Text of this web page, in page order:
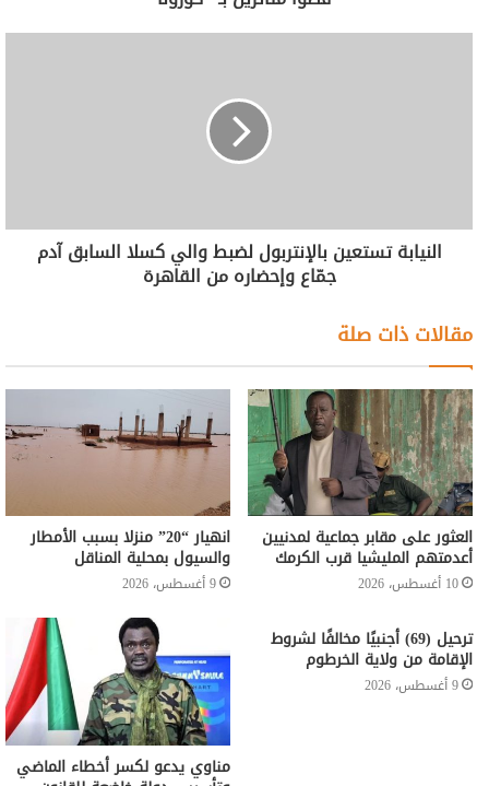
النيابة تستعين بالإنتربول لضبط والي كسلا السابق آدم
جمّاع وإحضاره من القاهرة
مقالات ذات صلة
العثور على مقابر جماعية لمدنيين
أعدمتهم المليشيا قرب الكرمك
10 أغسطس، 2026
انهيار “20” منزلا بسبب الأمطار
والسيول بمحلية المناقل
9 أغسطس، 2026
ترحيل (69) أجنبيًا مخالفًا لشروط
الإقامة من ولاية الخرطوم
9 أغسطس، 2026
مناوي يدعو لكسر أخطاء الماضي